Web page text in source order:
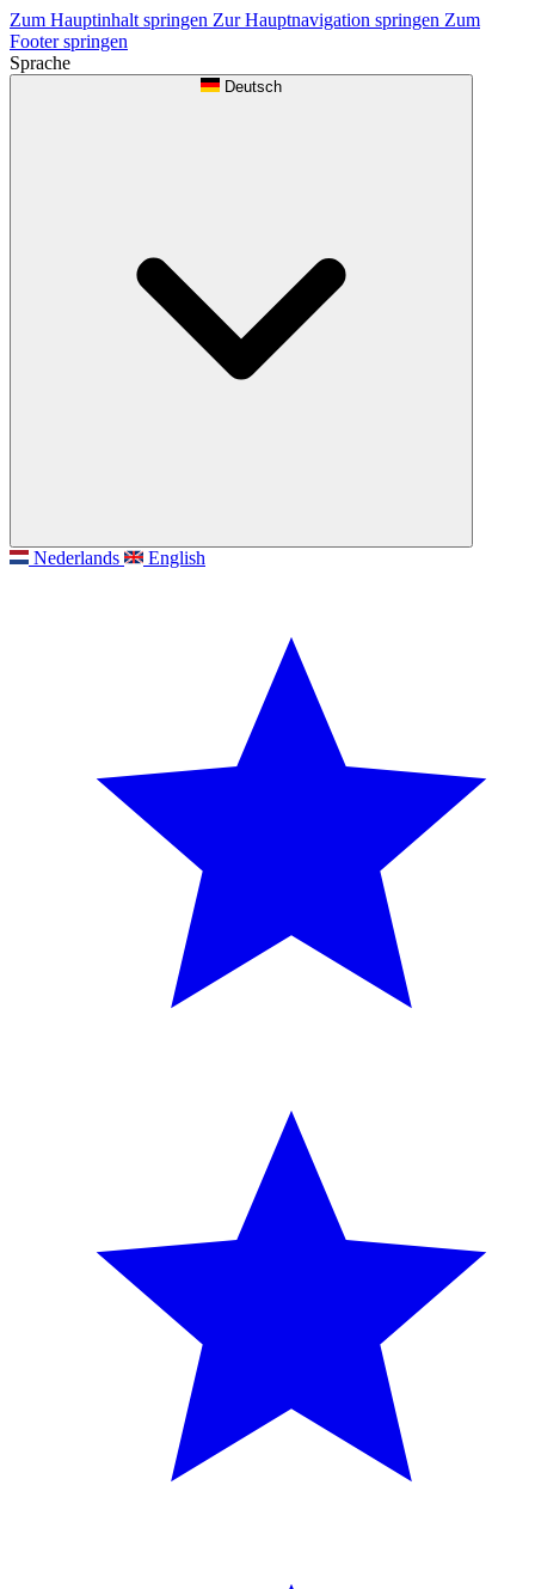
Zum Hauptinhalt springen Zur Hauptnavigation springen Zum
Footer springen
Sprache
Deutsch
Nederlands English